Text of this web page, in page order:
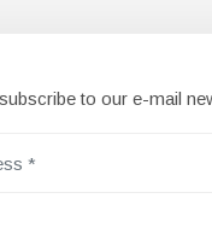
to our e-mail